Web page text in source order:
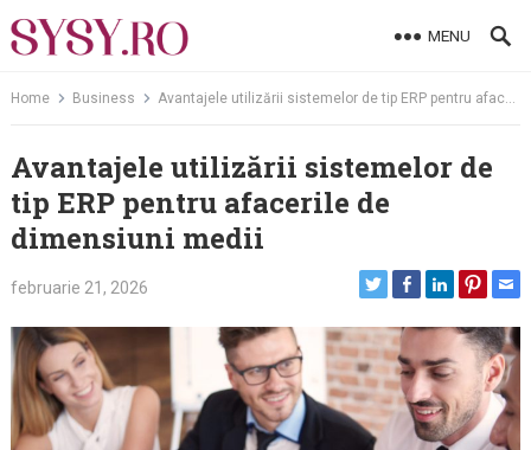
to
MENU
Home Business Avantajele utilizării sistemelor de tip ERP pentru afacerile de dimensiuni medii
Avantajele utilizării sistemelor de
tip ERP pentru afacerile de
dimensiuni medii
februarie 21, 2026